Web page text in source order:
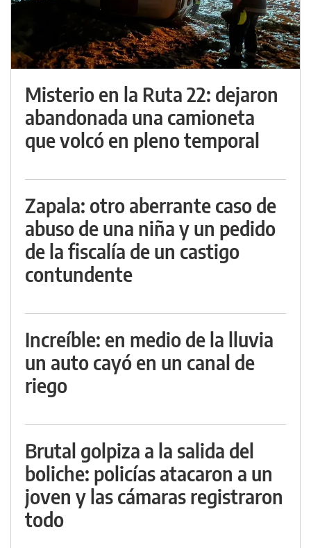
Misterio en la Ruta 22: dejaron
abandonada una camioneta
que volcó en pleno temporal
Zapala: otro aberrante caso de
abuso de una niña y un pedido
de la fiscalía de un castigo
contundente
Increíble: en medio de la lluvia
un auto cayó en un canal de
riego
Brutal golpiza a la salida del
boliche: policías atacaron a un
joven y las cámaras registraron
todo